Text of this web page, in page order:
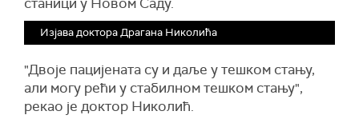
Изјава доктора Драгана Николића
"Двоје пацијената су и даље у тешком стању,
али могу рећи у стабилном тешком стању",
рекао је доктор Николић.